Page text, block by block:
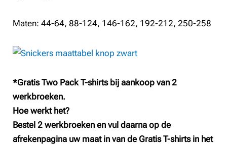
Maten: 44-64, 88-124, 146-162, 192-212, 250-258
*Gratis Two Pack T-shirts bij aankoop van 2
werkbroeken.
Hoe werkt het?
Bestel 2 werkbroeken en vul daarna op de
afrekenpagina uw maat in van de Gratis T-shirts in het